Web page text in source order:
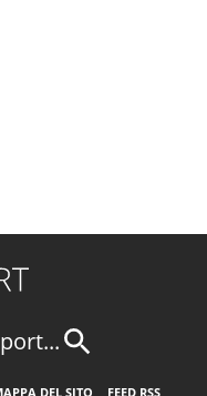
DEL SITO FEED RSS